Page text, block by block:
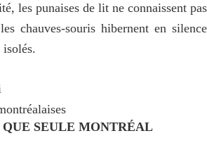
les punaises de lit ne connaissent pas
chauves-souris hibernent en silence
isolés.
SEULE MONTRÉAL